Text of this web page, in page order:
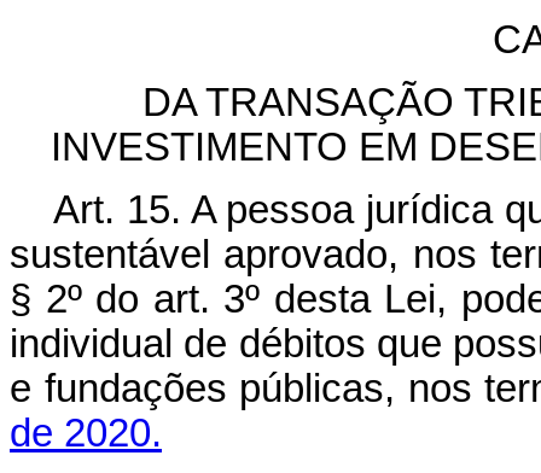
DA TRANSAÇÃO
INVESTIMENTO EM
Art. 15. A pessoa jurídica
sustentável aprovado, nos
§ 2º do art. 3º desta Lei,
individual de débitos que
e fundações públicas, nos
de 2020.